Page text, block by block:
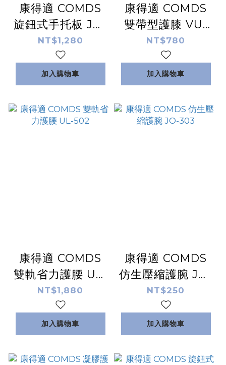
康得適 COMDS
旋鈕式手托板 JO-
3A01
NT$1,280
加入購物車
康得適 COMDS
雙帶型護膝 VU-
02
NT$780
加入購物車
康得適 COMDS
雙軌省力護腰 UL-
502
NT$1,880
加入購物車
康得適 COMDS
仿生壓縮護腕 JO-
303
NT$250
加入購物車